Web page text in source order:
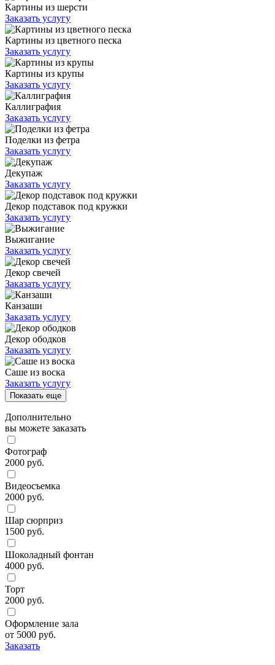
Картины из шерсти
Заказать услугу
Картины из цветного песка
Заказать услугу
Картины из крупы
Заказать услугу
Каллиграфия
Заказать услугу
Поделки из фетра
Заказать услугу
Декупаж
Заказать услугу
Декор подставок под кружки
Заказать услугу
Выжигание
Заказать услугу
Декор свечей
Заказать услугу
Канзаши
Заказать услугу
Декор ободков
Заказать услугу
Саше из воска
Заказать услугу
Показать еще
Дополнительно
вы можете заказать
Фотограф
2000 руб.
Видеосъемка
2000 руб.
Шар сюрприз
1500 руб.
Шоколадный фонтан
4000 руб.
Торт
2000 руб.
Оформление зала
от 5000 руб.
Заказать